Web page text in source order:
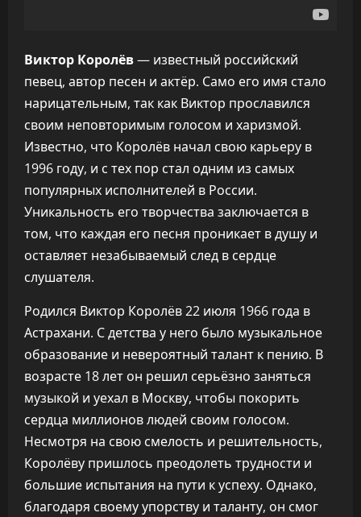
Виктор Королёв— известный российский
певец, автор песен и актёр. Само его имя стало
нарицательным, так как Виктор прославился
своим неповторимым голосом и харизмой.
Известно, что Королёв начал свою карьеру в
1996 году, и с тех пор стал одним из самых
популярных исполнителей в России.
Уникальность его творчества заключается в
том, что каждая его песня проникает в душу и
оставляет незабываемый след в сердце
слушателя.
Родился Виктор Королёв 22 июля 1966 года в
Астрахани. С детства у него было музыкальное
образование и невероятный талант к пению. В
возрасте 18 лет он решил серьёзно заняться
музыкой и уехал в Москву, чтобы покорить
сердца миллионов людей своим голосом.
Несмотря на свою смелость и решительность,
Королёву пришлось преодолеть трудности и
большие испытания на пути к успеху. Однако,
благодаря своему упорству и таланту, он смог